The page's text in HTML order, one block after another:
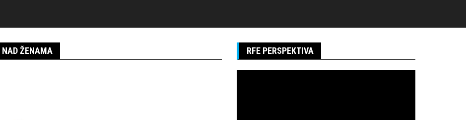
ŽENAMA RFE PERSPEKTIVA